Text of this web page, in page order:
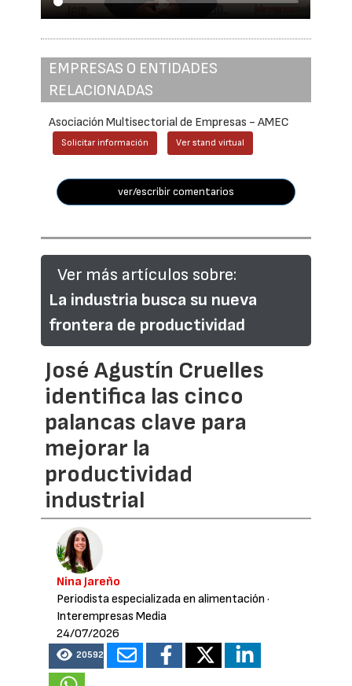
EMPRESAS O ENTIDADES
RELACIONADAS
Asociación Multisectorial de Empresas - AMEC
Solicitar información Ver stand virtual
ver/escribir comentarios
Ver más artículos sobre:
La industria busca su nueva
frontera de productividad
José Agustín Cruelles
identifica las cinco
palancas clave para
mejorar la
productividad
industrial
Nina Jareño
Periodista especializada en alimentación ·
Interempresas Media
24/07/2026
20592